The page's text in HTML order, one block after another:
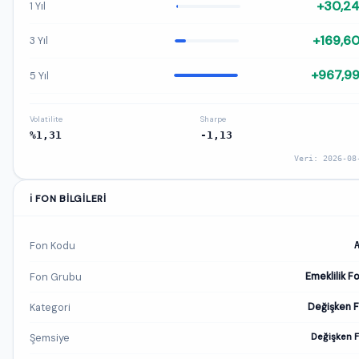
1 Yıl
3 Yıl
5 Yıl
Volatilite
%1,31
Sharpe
-1,13
Veri: 2026-
ℹ️ FON BILGILERI
Fon Kodu
Fon Grubu Emeklilik
Kategori Değişken
Şemsiye Değişken